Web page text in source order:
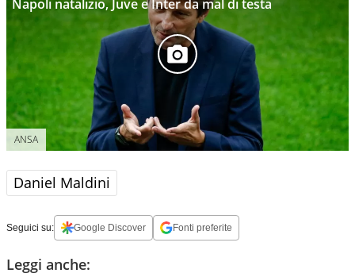
Napoli natalizio, Juve e Inter da mal di testa
ANSA
Daniel Maldini
Seguici su: Google Discover Fonti preferite
Leggi anche: